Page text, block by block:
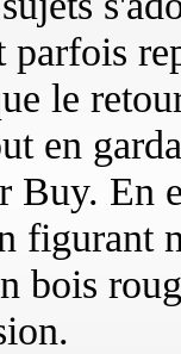
parfois
le
en
Buy. En
figurant
bois